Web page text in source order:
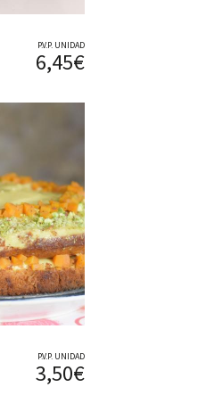
P.V.P. UNIDAD
6,45€
P.V.P. UNIDAD
3,50€